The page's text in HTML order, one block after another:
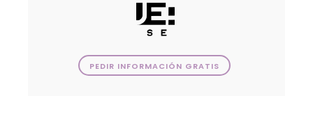
PEDIR INFORMACIÓN GRATIS